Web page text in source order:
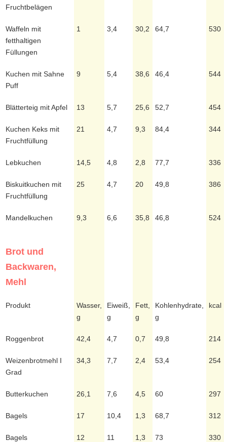
Fruchtbelägen
Waffeln mit
fetthaltigen
Füllungen
1 3,4 30,2 64,7 530
Kuchen mit Sahne
Puff
9 5,4 38,6 46,4 544
Blätterteig mit Apfel 13 5,7 25,6 52,7 454
Kuchen Keks mit
Fruchtfüllung
21 4,7 9,3 84,4 344
Lebkuchen 14,5 4,8 2,8 77,7 336
Biskuitkuchen mit
Fruchtfüllung
25 4,7 20 49,8 386
Mandelkuchen 9,3 6,6 35,8 46,8 524
Brot und
Backwaren,
Mehl
Produkt
Wasser,
g
Eiweiß,
g
Fett,
g
Kohlenhydrate,
g
kcal
Roggenbrot 42,4 4,7 0,7 49,8 214
Weizenbrotmehl I
Grad
34,3 7,7 2,4 53,4 254
Butterkuchen 26,1 7,6 4,5 60 297
Bagels 17 10,4 1,3 68,7 312
Bagels 12 11 1,3 73 330